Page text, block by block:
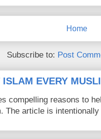
Home
Subscribe to: Post
ISLAM EVERY
compelling reasons to
The article is